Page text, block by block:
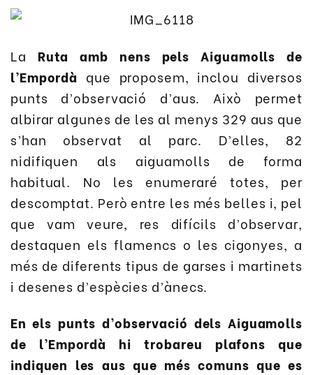
La Ruta amb nens pels Aiguamolls de
l’Empordà que proposem, inclou diversos
punts d’observació d’aus. Això permet
albirar algunes de les al menys 329 aus que
s’han observat al parc. D’elles, 82
nidifiquen als aiguamolls de forma
habitual. No les enumeraré totes, per
descomptat. Però entre les més belles i, pel
que vam veure, res difícils d’observar,
destaquen els flamencs o les cigonyes, a
més de diferents tipus de garses i martinets
i desenes d’espècies d’ànecs.
En els punts d’observació dels Aiguamolls
de l’Empordà hi trobareu plafons que
indiquen les aus que més comuns que es